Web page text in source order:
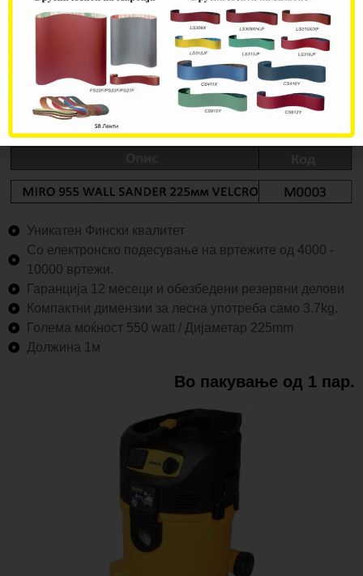
Електрична брусилка за
зидно брусење MIRO 955
Уникатен Фински квалитет
Со електронско подесување на вртежите од 4000 -
10000 вртежи.
Гаранција 12 месеци и обезбедени резервни делови
Компактни димензии за лесна употреба само 3.7kg.
Голема моќност 550 watt / Дијаметар 225mm
Должина 1м
Во пакување од 1 пар.